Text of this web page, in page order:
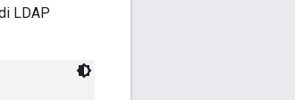
LDAP